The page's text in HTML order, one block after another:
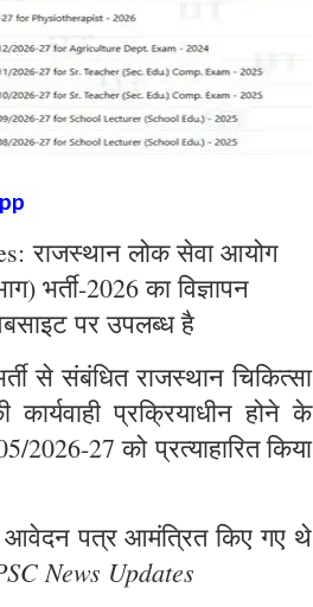
राजस्थान लोक सेवा आयोग
भर्ती-2026 का विज्ञापन
पर उपलब्ध है
से संबंधित राजस्थान चिकित्सा
प्रक्रियाधीन होने के
2026-27 को प्रत्याहारित किया
आवेदन पत्र आमंत्रित किए गए थे
News Updates